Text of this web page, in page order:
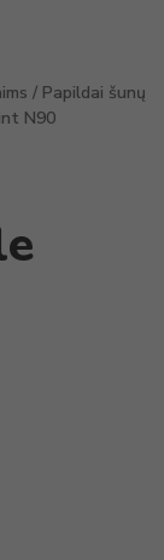
/ Papildai šunų
N90